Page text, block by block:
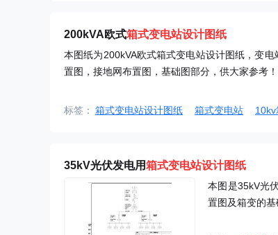
200kVA欧式箱式变电站设计图纸
本图纸为200kVA欧式箱式变电站设计图纸，变
置图，接地网布置图，基础图部分，供大家参考！
标签： 箱式变电站设计图纸 箱式变电站
35kV光伏发电用箱式变电站设计图纸
本图是35kV光
置图及箱变的基